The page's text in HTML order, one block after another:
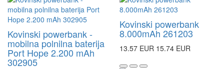
Kovinski powerbank -
mobilna polnilna baterija
Port Hope 2.200 mAh
302905
Kovinski powerbank
8.000mAh 261203
13.57 EUR 15.74 EUR